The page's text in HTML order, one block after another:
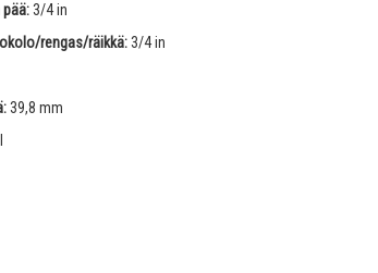
3/4 in
rengas/räikkä:3/4 in
39,8 mm